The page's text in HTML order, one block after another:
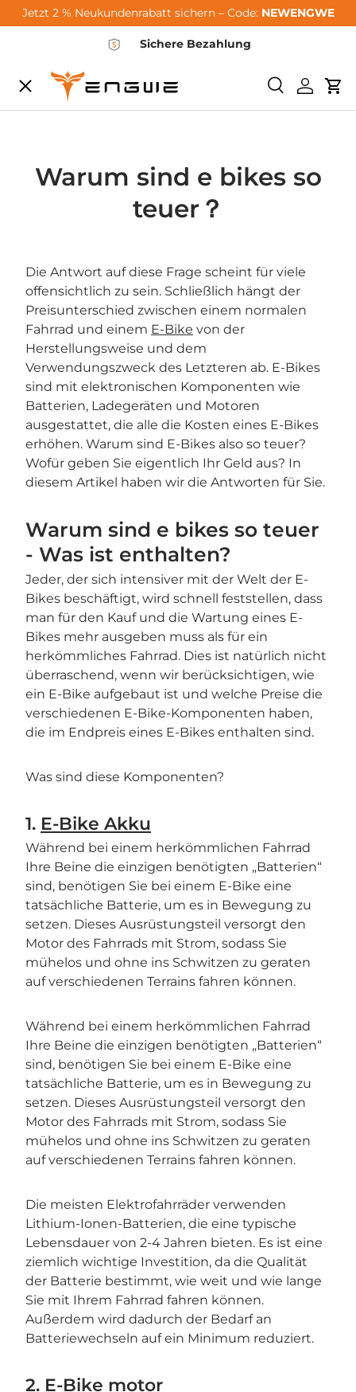
Μετάβαση στο περιεχόμενο
Jetzt 2 % Neukundenrabatt sichern – Code: NEWENGWE
Sichere Bezahlung
Ερευνα
Μενού
City-Sale
E-Bikes
Community
Support
Warum sind e bikes so
teuer？
Die Antwort auf diese Frage scheint für viele
offensichtlich zu sein. Schließlich hängt der
Preisunterschied zwischen einem normalen
Fahrrad und einem E-Bike von der
Herstellungsweise und dem
Verwendungszweck des Letzteren ab. E-Bikes
sind mit elektronischen Komponenten wie
Batterien, Ladegeräten und Motoren
ausgestattet, die alle die Kosten eines E-Bikes
erhöhen. Warum sind E-Bikes also so teuer?
Wofür geben Sie eigentlich Ihr Geld aus? In
diesem Artikel haben wir die Antworten für Sie.
Warum sind e bikes so teuer
- Was ist enthalten?
Jeder, der sich intensiver mit der Welt der E-
Bikes beschäftigt, wird schnell feststellen, dass
man für den Kauf und die Wartung eines E-
Bikes mehr ausgeben muss als für ein
herkömmliches Fahrrad. Dies ist natürlich nicht
überraschend, wenn wir berücksichtigen, wie
ein E-Bike aufgebaut ist und welche Preise die
verschiedenen E-Bike-Komponenten haben,
die im Endpreis eines E-Bikes enthalten sind.
Was sind diese Komponenten?
1. E-Bike Akku
Während bei einem herkömmlichen Fahrrad
Ihre Beine die einzigen benötigten „Batterien“
sind, benötigen Sie bei einem E-Bike eine
tatsächliche Batterie, um es in Bewegung zu
setzen. Dieses Ausrüstungsteil versorgt den
Motor des Fahrrads mit Strom, sodass Sie
mühelos und ohne ins Schwitzen zu geraten
auf verschiedenen Terrains fahren können.
Während bei einem herkömmlichen Fahrrad
Ihre Beine die einzigen benötigten „Batterien“
sind, benötigen Sie bei einem E-Bike eine
tatsächliche Batterie, um es in Bewegung zu
setzen. Dieses Ausrüstungsteil versorgt den
Motor des Fahrrads mit Strom, sodass Sie
mühelos und ohne ins Schwitzen zu geraten
auf verschiedenen Terrains fahren können.
Die meisten Elektrofahrräder verwenden
Lithium-Ionen-Batterien, die eine typische
Lebensdauer von 2-4 Jahren bieten. Es ist eine
ziemlich wichtige Investition, da die Qualität
der Batterie bestimmt, wie weit und wie lange
Sie mit Ihrem Fahrrad fahren können.
Außerdem wird dadurch der Bedarf an
Batteriewechseln auf ein Minimum reduziert.
2. E-Bike motor